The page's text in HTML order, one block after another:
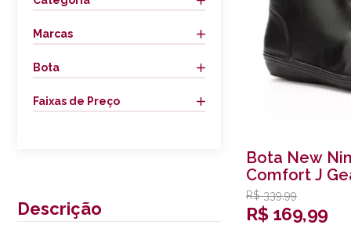
Marcas
Bota
Faixas de Preço
Descrição
Bota New
Comfort J
Preto
R$ 339,99
R$ 169,99